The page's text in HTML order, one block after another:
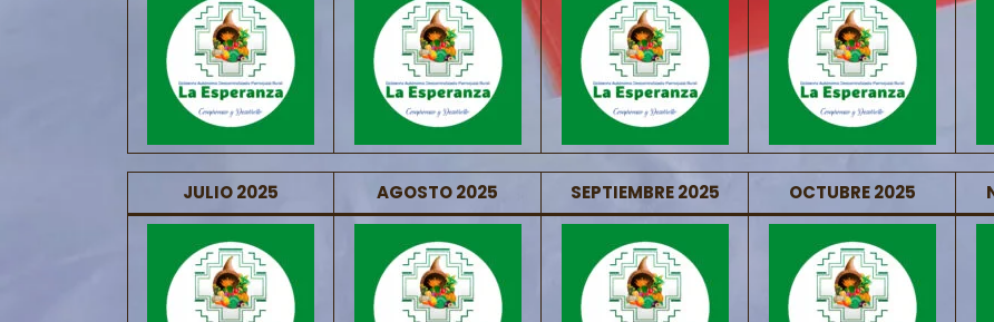
JULIO 2025 AGOSTO 2025 SEPTIEMBRE 2025 OCTUBRE 2025